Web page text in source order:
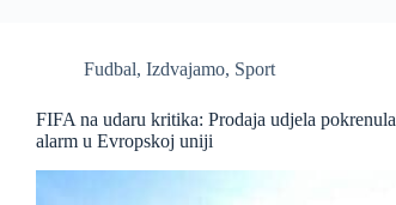
Fudbal, Izdvajamo, Sport
FIFA na udaru kritika: Prodaja udjela pokrenula
alarm u Evropskoj uniji